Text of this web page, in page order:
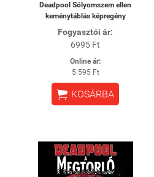
Deadpool Sólyomszem ellen
keménytáblás képregény
Fogyasztói ár:
6995 Ft
Online ár:
5 595 Ft
 KOSÁRBA